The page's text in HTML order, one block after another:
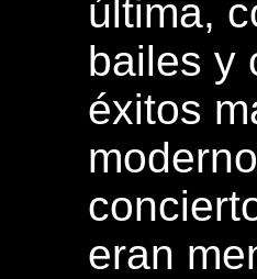
última,
bailes y
éxitos
eran